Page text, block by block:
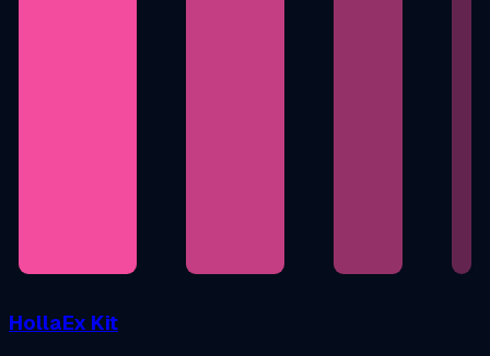
HollaEx Kit